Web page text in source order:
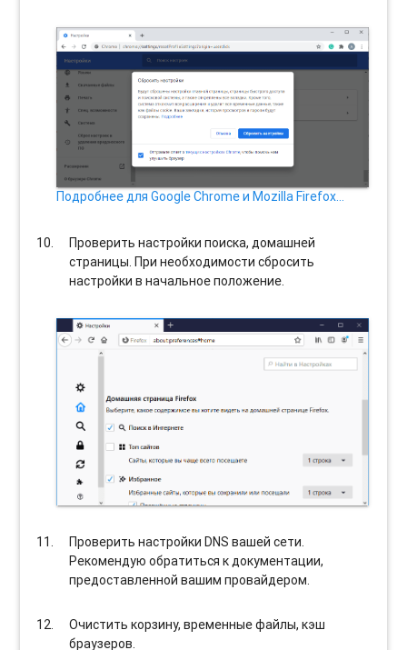
Подробнее для Google Chrome и Mozilla Firefox…
Проверить настройки поиска, домашней
страницы. При необходимости сбросить
настройки в начальное положение.
Проверить настройки DNS вашей сети.
Рекомендую обратиться к документации,
предоставленной вашим провайдером.
Очистить корзину, временные файлы, кэш
браузеров.